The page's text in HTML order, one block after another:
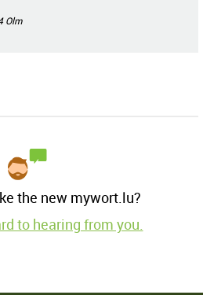
Olm
the new mywort.lu?
to hearing from you.